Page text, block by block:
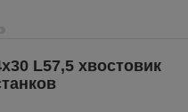
L57,5 хвостовик